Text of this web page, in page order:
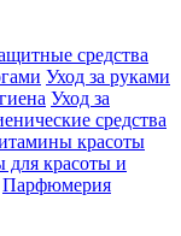
средства
Уход за руками
Уход за
средства
красоты
для красоты и
Парфюмерия